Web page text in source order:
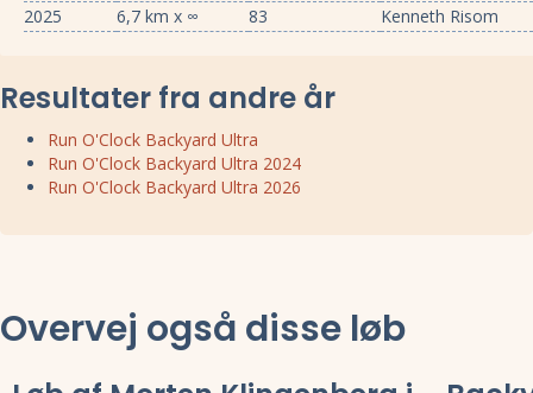
2025
6,7 km x ∞ 83 Kenneth Risom
Resultater fra andre år
Run O'Clock Backyard Ultra
Run O'Clock Backyard Ultra 2024
Run O'Clock Backyard Ultra 2026
Overvej også disse løb